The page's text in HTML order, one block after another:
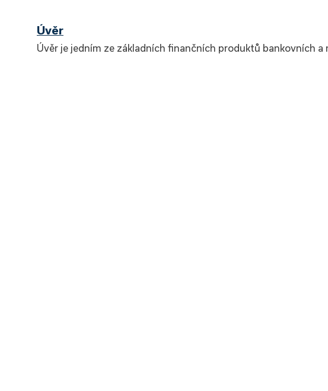
Úvěr
Úvěr je jedním ze základních finančních produktů bankovních a